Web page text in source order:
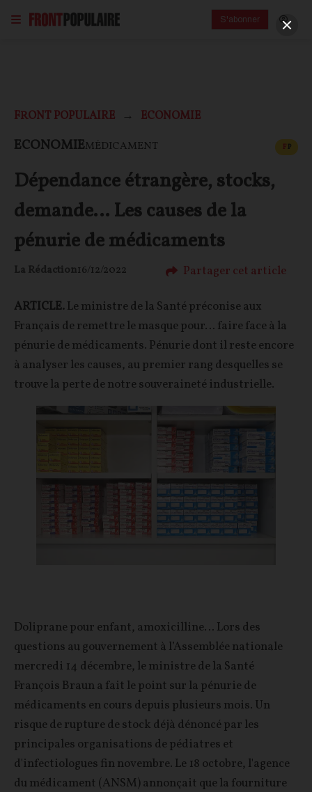
S'abonner
FRONT POPULAIRE ECONOMIE
ECONOMIEMÉDICAMENT FP
Dépendance étrangère, stocks,
demande… Les causes de la
pénurie de médicaments
La Rédaction16/12/2022 Partager cet article
ARTICLE.Le ministre de la Santé préconise aux
Français de remettre le masque pour… faire face à la
pénurie de médicaments. Pénurie dont il reste encore
à analyser les causes, au premier rang desquelles se
trouve la perte de notre souveraineté industrielle.
Doliprane pour enfant, amoxicilline… Lors des
questions au gouvernement à l’Assemblée nationale
mercredi 14 décembre, le ministre de la Santé
François Braun a fait le point sur la pénurie de
médicaments en cours depuis plusieurs mois. Un
risque de rupture de stock déjà dénoncé par les
principales organisations de pédiatres et
d'infectiologues fin novembre. Le 18 octobre, l'agence
du médicament (ANSM) annonçait que la fourniture